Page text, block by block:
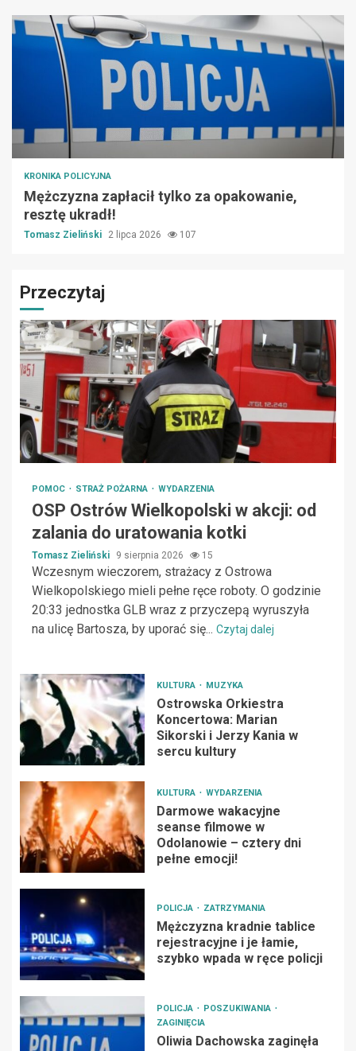
KRONIKA POLICYJNA
Mężczyzna zapłacił tylko za opakowanie,
resztę ukradł!
Tomasz Zieliński 2 lipca 2026 107
Przeczytaj
POMOC STRAŻ POŻARNA WYDARZENIA
OSP Ostrów Wielkopolski w akcji: od
zalania do uratowania kotki
Tomasz Zieliński 9 sierpnia 2026 15
Wczesnym wieczorem, strażacy z Ostrowa
Wielkopolskiego mieli pełne ręce roboty. O godzinie
20:33 jednostka GLB wraz z przyczepą wyruszyła
na ulicę Bartosza, by uporać się... Czytaj dalej
KULTURA MUZYKA
Ostrowska Orkiestra
Koncertowa: Marian
Sikorski i Jerzy Kania w
sercu kultury
KULTURA WYDARZENIA
Darmowe wakacyjne
seanse filmowe w
Odolanowie – cztery dni
pełne emocji!
POLICJA ZATRZYMANIA
Mężczyzna kradnie tablice
rejestracyjne i je łamie,
szybko wpada w ręce policji
POLICJA
POSZUKIWANIA
ZAGINIĘCIA
Oliwia Dachowska zaginęła